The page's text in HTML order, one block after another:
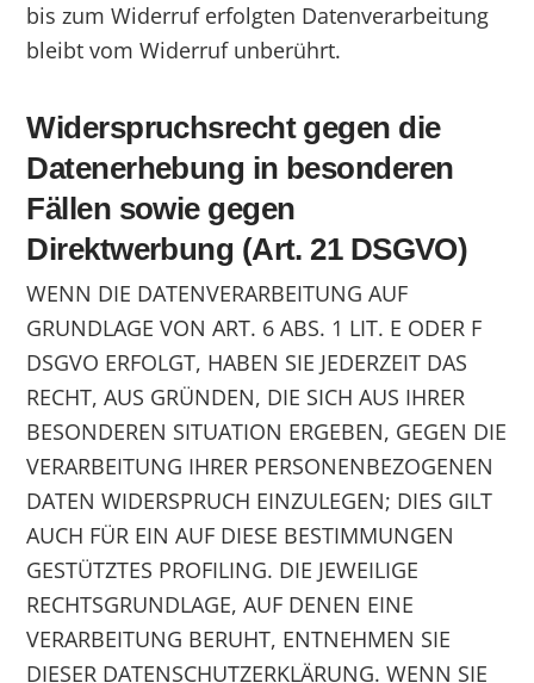
bis zum Widerruf erfolgten Datenverarbeitung
bleibt vom Widerruf unberührt.
Widerspruchsrecht gegen die
Datenerhebung in besonderen
Fällen sowie gegen
Direktwerbung (Art. 21 DSGVO)
WENN DIE DATENVERARBEITUNG AUF
GRUNDLAGE VON ART. 6 ABS. 1 LIT. E ODER F
DSGVO ERFOLGT, HABEN SIE JEDERZEIT DAS
RECHT, AUS GRÜNDEN, DIE SICH AUS IHRER
BESONDEREN SITUATION ERGEBEN, GEGEN DIE
VERARBEITUNG IHRER PERSONENBEZOGENEN
DATEN WIDERSPRUCH EINZULEGEN; DIES GILT
AUCH FÜR EIN AUF DIESE BESTIMMUNGEN
GESTÜTZTES PROFILING. DIE JEWEILIGE
RECHTSGRUNDLAGE, AUF DENEN EINE
VERARBEITUNG BERUHT, ENTNEHMEN SIE
DIESER DATENSCHUTZERKLÄRUNG. WENN SIE